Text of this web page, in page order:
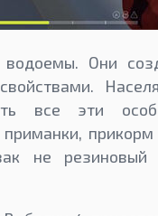
Они
все эти
приманки,
не